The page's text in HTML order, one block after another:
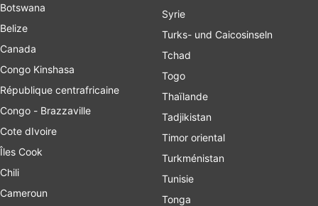
Botswana
Belize
Canada
Congo Kinshasa
République centrafricaine
Congo - Brazzaville
Cote dIvoire
Îles Cook
Chili
Cameroun
Syrie
Turks- und Caicosinseln
Tchad
Togo
Thaïlande
Tadjikistan
Timor oriental
Turkménistan
Tunisie
Tonga